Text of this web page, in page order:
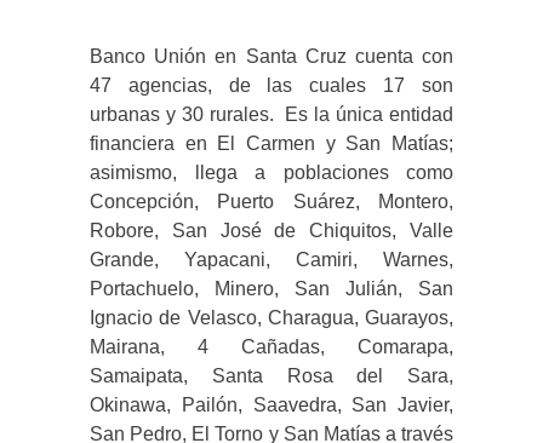
Banco Unión en Santa Cruz cuenta con
47 agencias, de las cuales 17 son
urbanas y 30 rurales. Es la única entidad
financiera en El Carmen y San Matías;
asimismo, llega a poblaciones como
Concepción, Puerto Suárez, Montero,
Robore, San José de Chiquitos, Valle
Grande, Yapacani, Camiri, Warnes,
Portachuelo, Minero, San Julián, San
Ignacio de Velasco, Charagua, Guarayos,
Mairana, 4 Cañadas, Comarapa,
Samaipata, Santa Rosa del Sara,
Okinawa, Pailón, Saavedra, San Javier,
San Pedro, El Torno y San Matías a través